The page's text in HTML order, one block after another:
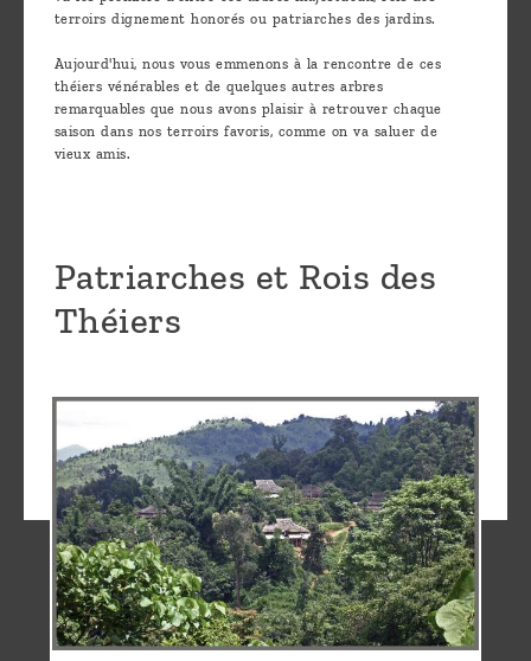
terroirs dignement honorés ou patriarches des jardins.
Aujourd'hui, nous vous emmenons à la rencontre de ces
théiers vénérables et de quelques autres arbres
remarquables que nous avons plaisir à retrouver chaque
saison dans nos terroirs favoris, comme on va saluer de
vieux amis.
Patriarches et Rois des
Théiers